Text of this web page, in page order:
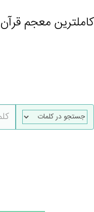
کاملترین معجم